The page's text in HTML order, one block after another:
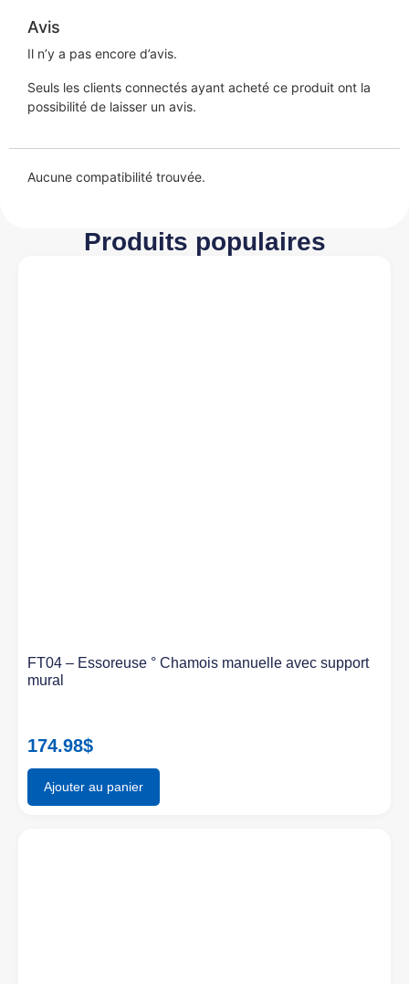
Avis
Il n’y a pas encore d’avis.
Seuls les clients connectés ayant acheté ce produit ont la
possibilité de laisser un avis.
Aucune compatibilité trouvée.
Produits populaires
FT04 – Essoreuse ° Chamois manuelle avec support
mural
174.98$
Ajouter au panier